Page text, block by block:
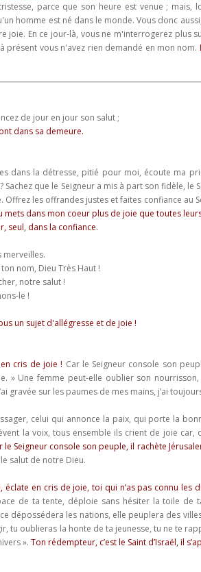
parce que son heure est venue ;
homme est né dans le monde.Vous donc
En ce jour-là, vous ne m'interrogerez plus
présent vous n'avez rien demandé en mon nom.
de jour en jour son salut ;
dans sa demeure.
dans la détresse, pitié pour moi, écoute ma
que le Seigneur a mis à part son fidèle, le
les offrandes justes et faites confiance au
mets dans mon coeur plus de joie que toutes
seul, dans la confiance.
merveilles.
nom, Dieu Très Haut !
notre salut !
le !
un sujet d'allégresse et de joie !
cris de joie ! Car le Seigneur console son
» Une femme peut-elle oublier son
gravée sur les paumes de mes mains, j’ai
celui qui annonce la paix, qui porte la
la voix, tous ensemble ils crient de joie
Seigneur console son peuple, il rachète
salut de notre Dieu.
en cris de joie, toi qui n’as pas connu les
de ta tente, déploie sans hésiter la toile
dépossédera les nations, elle peuplera des
tu oublieras la honte de ta jeunesse, tu ne te
». Ton rédempteur, c’est le Saint d’Israël, il